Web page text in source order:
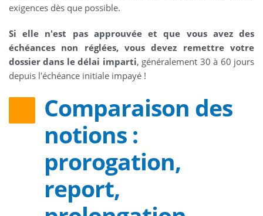
exigences dès que possible.
Si elle n'est pas approuvée et que vous avez des
échéances non réglées, vous devez remettre votre
dossier dans le délai imparti, généralement 30 à 60 jours
depuis l'échéance initiale impayé !
Comparaison des
notions :
prorogation,
report,